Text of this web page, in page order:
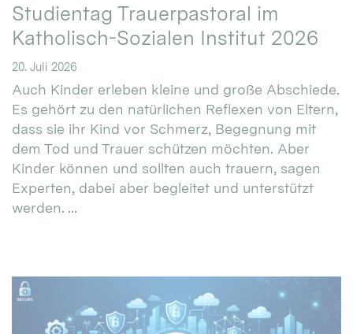
Studientag Trauerpastoral im
Katholisch-Sozialen Institut 2026
20. Juli 2026
Auch Kinder erleben kleine und große Abschiede.
Es gehört zu den natürlichen Reflexen von Eltern,
dass sie ihr Kind vor Schmerz, Begegnung mit
dem Tod und Trauer schützen möchten. Aber
Kinder können und sollten auch trauern, sagen
Experten, dabei aber begleitet und unterstützt
werden. ...